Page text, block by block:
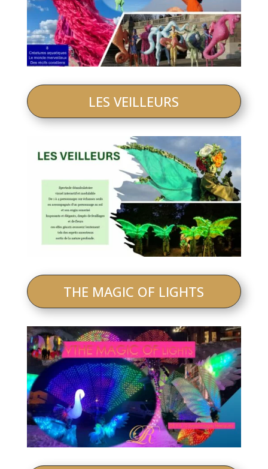
LES VEILLEURS
THE MAGIC OF LIGHTS